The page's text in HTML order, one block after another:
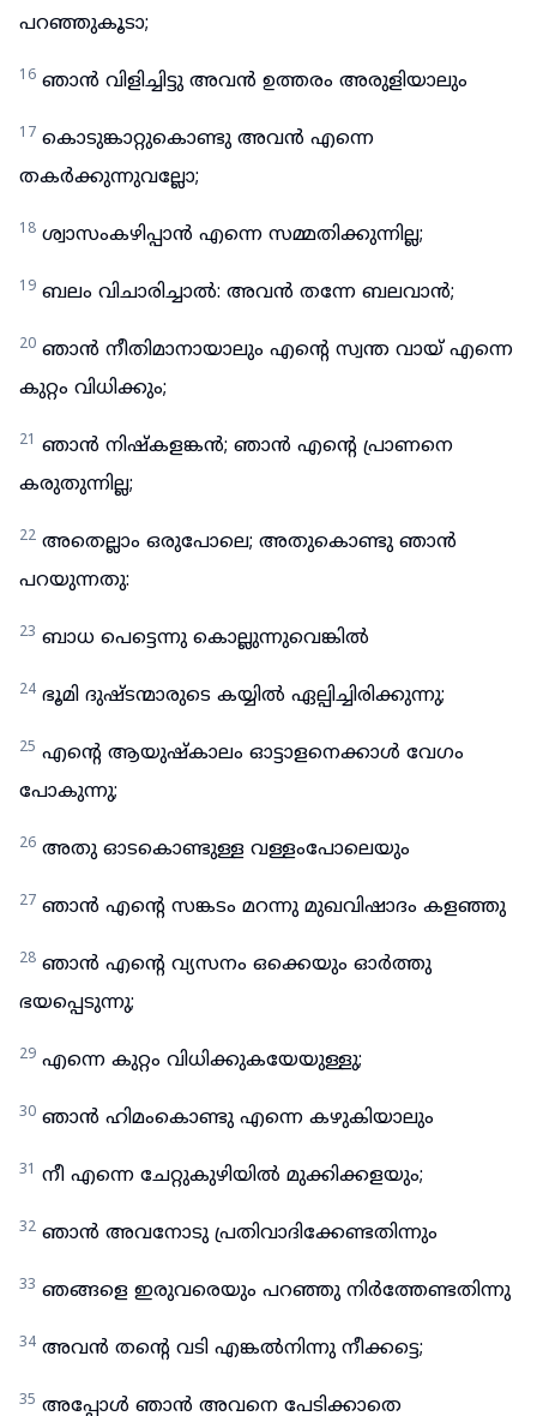
പറഞ്ഞുകൂടാ;
16 ഞാൻ വിളിച്ചിട്ടു അവൻ ഉത്തരം അരുളിയാലും
17 കൊടുങ്കാറ്റുകൊണ്ടു അവൻ എന്നെ
തകർക്കുന്നുവല്ലോ;
18 ശ്വാസംകഴിപ്പാൻ എന്നെ സമ്മതിക്കുന്നില്ല;
19 ബലം വിചാരിച്ചാൽ: അവൻ തന്നേ ബലവാൻ;
20 ഞാൻ നീതിമാനായാലും എന്റെ സ്വന്ത വായ് എന്നെ
കുറ്റം വിധിക്കും;
21 ഞാൻ നിഷ്കളങ്കൻ; ഞാൻ എന്റെ പ്രാണനെ
കരുതുന്നില്ല;
22 അതെല്ലാം ഒരുപോലെ; അതുകൊണ്ടു ഞാൻ
പറയുന്നതു:
23 ബാധ പെട്ടെന്നു കൊല്ലുന്നുവെങ്കിൽ
24 ഭൂമി ദുഷ്ടന്മാരുടെ കയ്യിൽ ഏല്പിച്ചിരിക്കുന്നു;
25 എന്റെ ആയുഷ്കാലം ഓട്ടാളനെക്കാൾ വേഗം
പോകുന്നു;
26 അതു ഓടകൊണ്ടുള്ള വള്ളംപോലെയും
27 ഞാൻ എന്റെ സങ്കടം മറന്നു മുഖവിഷാദം കളഞ്ഞു
28 ഞാൻ എന്റെ വ്യസനം ഒക്കെയും ഓർത്തു
ഭയപ്പെടുന്നു;
29 എന്നെ കുറ്റം വിധിക്കുകയേയുള്ളു;
30 ഞാൻ ഹിമംകൊണ്ടു എന്നെ കഴുകിയാലും
31 നീ എന്നെ ചേറ്റുകുഴിയിൽ മുക്കിക്കളയും;
32 ഞാൻ അവനോടു പ്രതിവാദിക്കേണ്ടതിന്നും
33 ഞങ്ങളെ ഇരുവരെയും പറഞ്ഞു നിർത്തേണ്ടതിന്നു
34 അവൻ തന്റെ വടി എങ്കൽനിന്നു നീക്കട്ടെ;
35 അപ്പോൾ ഞാൻ അവനെ പേടിക്കാതെ